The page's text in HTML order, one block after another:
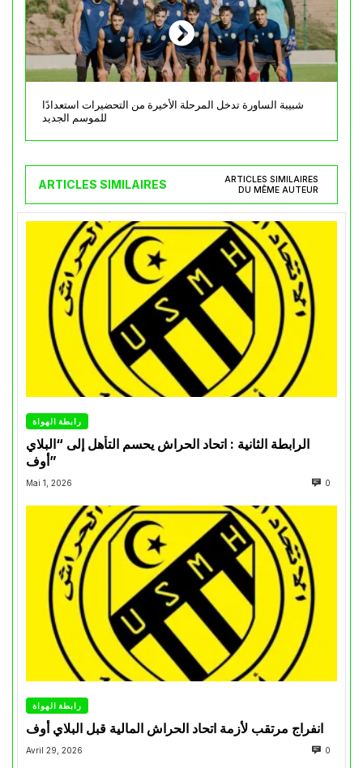
شبيبة الساورة تدخل المرحلة الأخيرة من التحضيرات استعدادًا
للموسم الجديد
ARTICLES SIMILAIRES
ARTICLES SIMILAIRES
DU MÊME AUTEUR
رابطة الهواة
الرابطة الثانية : اتحاد الحراش يحسم التأهل إلى “البلاي
أوف”
Mai 1, 2026 0
رابطة الهواة
انفراج مرتقب لأزمة اتحاد الحراش المالية قبل البلاي أوف
Avril 29, 2026 0